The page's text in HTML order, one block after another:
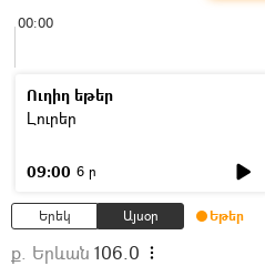
00:00
Ուղիղ եթեր
Լուրեր
09:00 6 ր
Երեկ Այսօր Եթեր
ք. Երևան 106.0